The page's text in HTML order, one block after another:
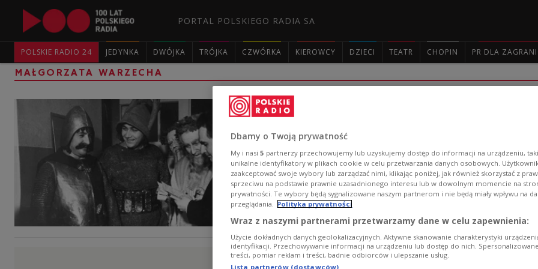
PORTAL POLSKIEGO RADIA SA
POLSKIE RADIO 24 JEDYNKA DWÓJKA TRÓJKA CZWÓRKA KIEROWCY DZIECI TEATR CHOPIN PR DLA
MAŁGORZATA WARZECHA
Juliusz Osterwa. Reformator teatru
10 maja minęło 50 lat od śmierci Juliusza Osterwy
teatru Reduta. Z tej okazji przywołujemy
nagrane w latach 90.
Zobacz więcej na temat: Anna Stempniak KULTURA TEATR
Być, albo nie być w Teatrze Nowym
Dbamy o Twoją prywatność
My i nasi 5 partnerzy przechowujemy lub uzyskujemy dostęp do informacji na urządzeniu,
unikalne identyfikatory w plikach cookie w celu przetwarzania danych osobowych.
zaakceptować swoje wybory lub zarządzać nimi, klikając poniżej, jak również skorzystać z
sprzeciwu na podstawie prawnie uzasadnionego interesu lub w dowolnym momencie na
prywatności. Te wybory będą sygnalizowane naszym partnerom i nie będą miały wpływu na
przeglądania.
Polityka prywatności
Wraz z naszymi partnerami przetwarzamy dane w celu zapewnienia:
Użycie dokładnych danych geolokalizacyjnych. Aktywne skanowanie charakterystyki
identyfikacji. Przechowywanie informacji na urządzeniu lub dostęp do nich.
treści, pomiar reklam i treści, badnie odbiorców i ulepszanie usług.
Lista partnerów (dostawców)